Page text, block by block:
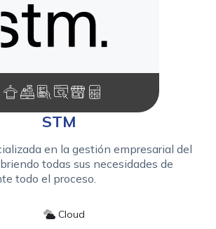
STM
en la gestión empresarial del
todas sus necesidades de
todo el proceso.
Cloud